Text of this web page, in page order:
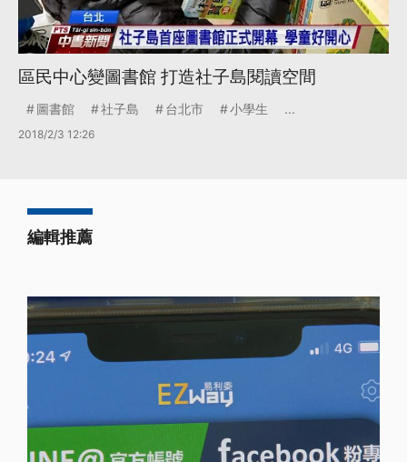
區民中心變圖書館 打造社子島閱讀空間
圖書館 社子島 台北市 小學生 ...
2018/2/3 12:26
編輯推薦